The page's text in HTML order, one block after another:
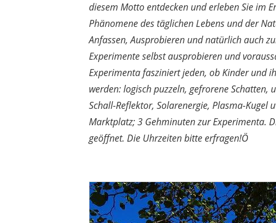
diesem Motto entdecken und erleben Sie im
Phänomene des täglichen Lebens und der
Anfassen, Ausprobieren und natürlich auch
Experimente selbst ausprobieren und
Experimenta fasziniert jeden, ob Kinder und
werden: logisch puzzeln, gefrorene
Schall-Reflektor, Solarenergie, Plasma-
Marktplatz; 3 Gehminuten zur Experimenta.
geöffnet. Die Uhrzeiten bitte erfragen!Ö